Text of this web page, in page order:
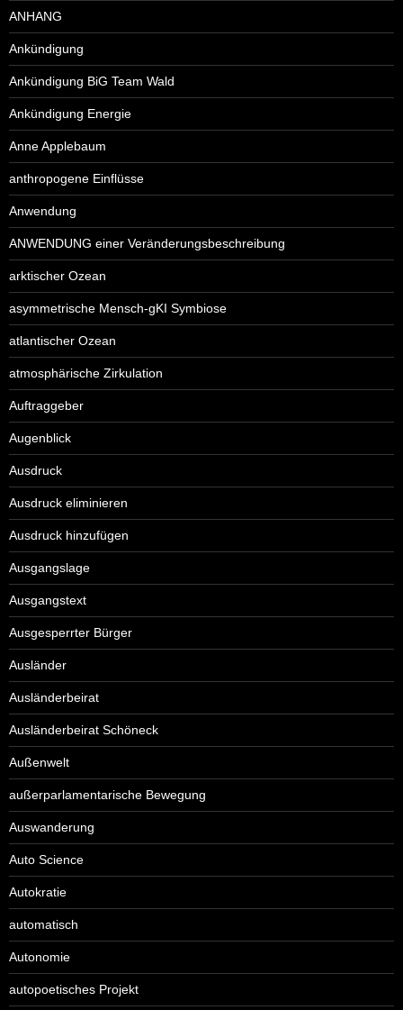
ANHANG
Ankündigung
Ankündigung BiG Team Wald
Ankündigung Energie
Anne Applebaum
anthropogene Einflüsse
Anwendung
ANWENDUNG einer Veränderungsbeschreibung
arktischer Ozean
asymmetrische Mensch-gKI Symbiose
atlantischer Ozean
atmosphärische Zirkulation
Auftraggeber
Augenblick
Ausdruck
Ausdruck eliminieren
Ausdruck hinzufügen
Ausgangslage
Ausgangstext
Ausgesperrter Bürger
Ausländer
Ausländerbeirat
Ausländerbeirat Schöneck
Außenwelt
außerparlamentarische Bewegung
Auswanderung
Auto Science
Autokratie
automatisch
Autonomie
autopoetisches Projekt